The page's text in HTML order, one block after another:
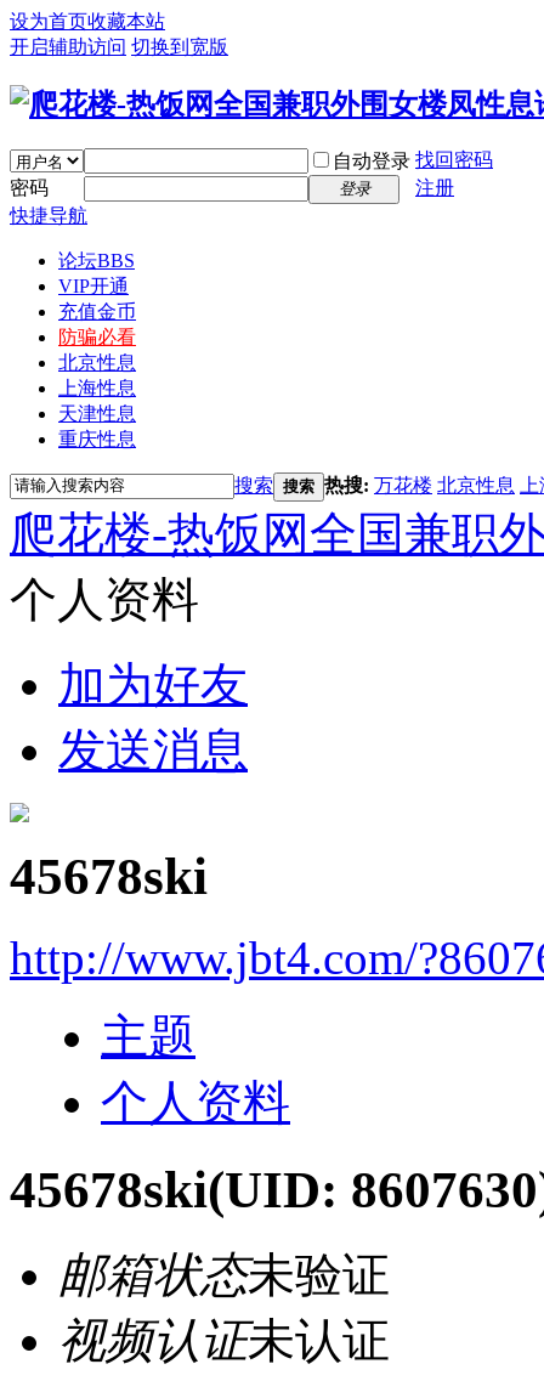
设为首页收藏本站
开启辅助访问 切换到宽版
自动登录 找回密码
密码
登录
注册
快捷导航
论坛BBS
VIP开通
充值金币
防骗必看
北京性息
上海性息
天津性息
重庆性息
搜索 搜索 热搜: 万花楼 北京性息
爬花楼-热饭网全国兼职
个人资料
加为好友
发送消息
45678ski
http://www.jbt4.com/
主题
个人资料
45678ski(UID:
邮箱状态未验证
视频认证未认证